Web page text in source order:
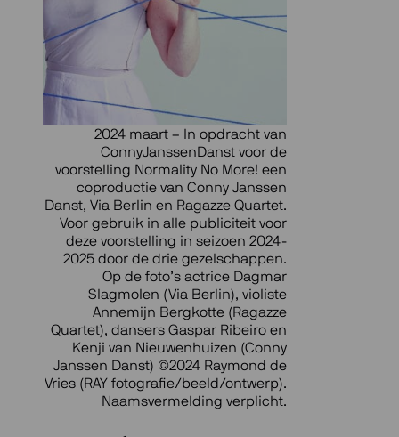
2024 maart – In opdracht van
ConnyJanssenDanst voor de
voorstelling Normality No More! een
coproductie van Conny Janssen
Danst, Via Berlin en Ragazze Quartet.
Voor gebruik in alle publiciteit voor
deze voorstelling in seizoen 2024-
2025 door de drie gezelschappen.
Op de foto’s actrice Dagmar
Slagmolen (Via Berlin), violiste
Annemijn Bergkotte (Ragazze
Quartet), dansers Gaspar Ribeiro en
Kenji van Nieuwenhuizen (Conny
Janssen Danst) ©2024 Raymond de
Vries (RAY fotografie/beeld/ontwerp).
Naamsvermelding verplicht.